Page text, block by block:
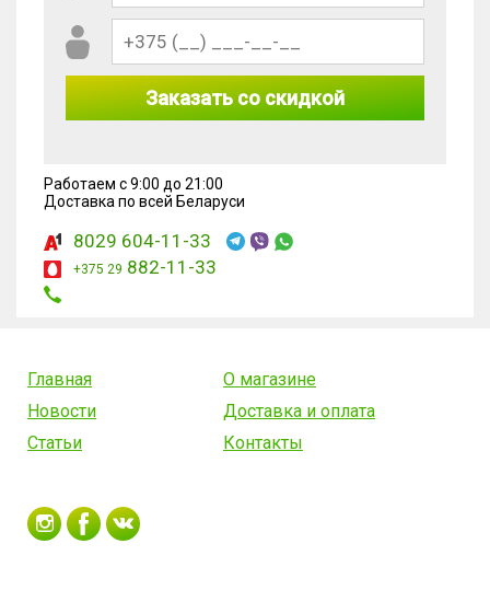
Заказать со скидкой
Работаем с 9:00 до 21:00
Доставка по всей Беларуси
8029 604-11-33
+375 29 882-11-33
Главная
О магазине
Новости
Доставка и оплата
Статьи
Контакты